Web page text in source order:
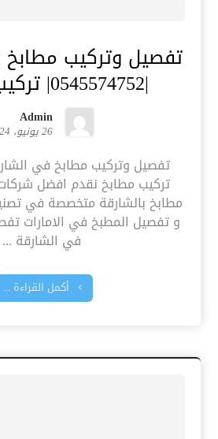
تفصيل وتركيب
|0545574752| تركيب مطابخ
Admin
26 يونيو، 2024
تركيب مطابخ نقدم افضل
مطابخ بالشارقة متخصصة في
و تفصيل المطبخ في الامارات
في الشارقة ...
أكمل القراءة ...